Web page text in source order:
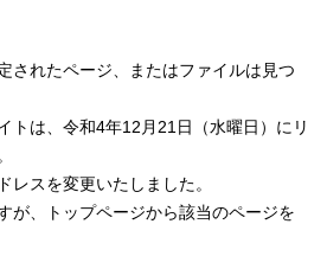
されたページ、またはファイルは見つ
トは、令和4年12月21日（水曜日）にリ
レスを変更いたしました。
が、トップページから該当のページを